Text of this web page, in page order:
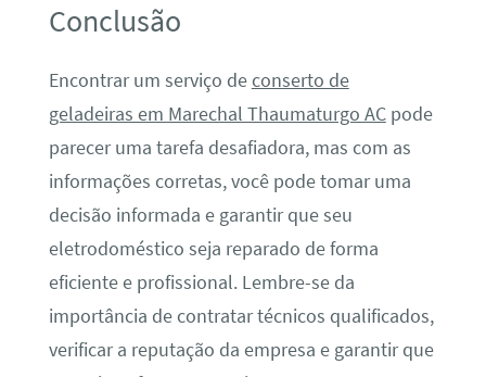
Conclusão
Encontrar um serviço deconserto de
geladeiras em Marechal Thaumaturgo ACpode
parecer uma tarefa desafiadora, mas com as
informações corretas, você pode tomar uma
decisão informada e garantir que seu
eletrodoméstico seja reparado de forma
eficiente e profissional. Lembre-se da
importância de contratar técnicos qualificados,
verificar a reputação da empresa e garantir que